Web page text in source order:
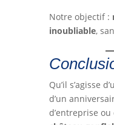
Notre objectif :
inoubliable,
Qu’il s’agisse
d’un
d’entreprise ou